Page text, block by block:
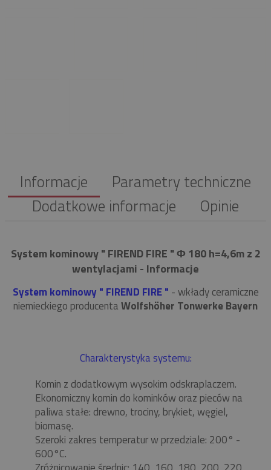
Informacje
Parametry techniczne
Dodatkowe informacje
Opinie
System kominowy " FIREND FIRE " Φ 180 h=4,6m z 2
wentylacjami - Informacje
System kominowy " FIREND FIRE " - wkłady ceramiczne
niemieckiego producentaWolfshöher Tonwerke Bayern
Charakterystyka systemu:
Komin z dodatkowym wysokim odskraplaczem.
Ekonomiczny komin do kominków oraz pieców na
paliwa stałe: drewno, trociny, brykiet, węgiel,
biomasę.
Szeroki zakres temperatur w przedziale: 200° -
600°C.